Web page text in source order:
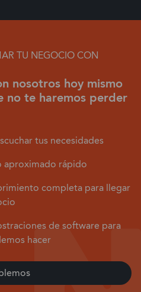
TU NEGOCIO CON
nosotros hoy mismo
no te haremos perder
tus necesidades
aproximado rápido
completa para llegar
de software para
hacer